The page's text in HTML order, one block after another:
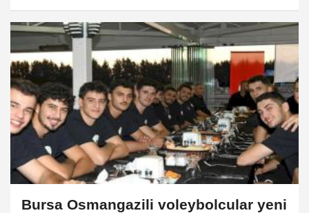
Bursa Osmangazili voleybolcular yeni